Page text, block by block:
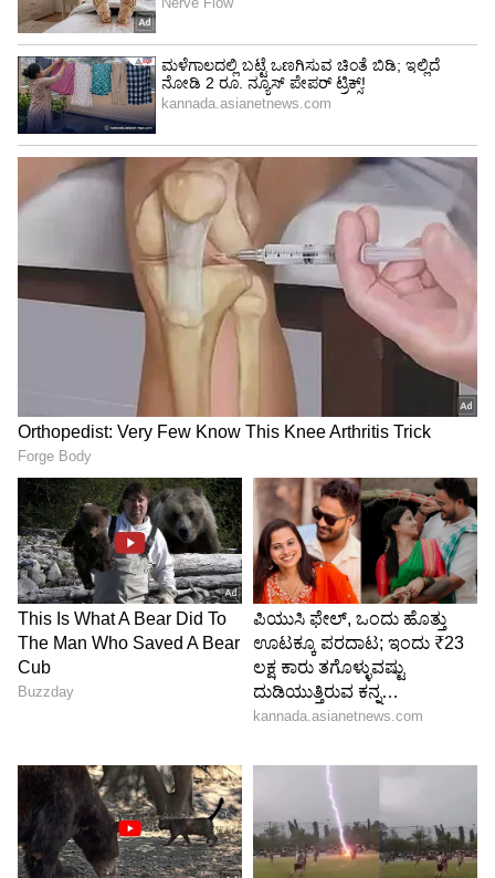
ಪ್ರೋಬಾ-3ರಲ್ಲಿ 2 ಉಪಗ್ರಹಗಳಿದ್ದು, ಈ ಪೈಕಿ 1 ಉಪಗ್ರಹ
ದೂರದರ್ಶಕವನ್ನು ಹೊಂದಿದ್ದರೆ, ಅದರಿಂದ 150 ಮೀ.
ದೂರದಲ್ಲಿರುವ ಎರಡನೇ ಉಪಗ್ರಹ, ಒಕರ್ಲ್ಟ ಎಂದು
ಕರೆಯುವ ವಿಶೇಷ ಬಿಲ್ಲೆಯನ್ನು ಬಳಸಿ, ಸೂರ್ಯನ ಬೆಳಕನ್ನು
ತಡೆಯುತ್ತದೆ. ಈ ಉಪಕರಣ ಸೂರ್ಯನ ಪ್ರಖರ ಬೆಳಕನ್ನು
ತಡೆದು, ಒಂದು ನೆರಳನ್ನು ಸೃಷ್ಟಿಸಿ, ದೂರದರ್ಶಕಕ್ಕೆ ಮಸುಕಾದ
ಸೂರ್ಯನ ಹೊರ ವಾತಾವ ರಣವಾದಕೊರೋನಾವನ್ನು
ಸ್ಪಷ್ಟವಾಗಿ, ಯಾವುದೇ ಅಡಚಣೆಯಿಲ್ಲದೆ ವೀಕ್ಷಿಸಲು
ಅನುಕೂಲ ಕಲ್ಪಿಸುತ್ತದೆ. ನೆರಳು ಸರಿಯಾದ ಜಾಗದಲ್ಲಿ
ಉಂಟಾಗಬೇಕಾದರೆ, ಎರಡೂ ಉಪಗ್ರಹಗಳು ಸರಿಯಾದ
ಸ್ಥಾನದಲ್ಲೇ ಇದ್ದು, ನಿಖರವಾಗಿ ಚಲಿಸಬೇಕು. ಅವೆರಡೂ ಎಷ್ಟು
ನಿಖರವಾಗಿರಬೇಕೆಂದರೆ, ನಿಗದಿತ ಸ್ಥಳದಿಂದ 1
ಮಿಲಿಮೀಟರ್‌ಸಹ ಆಚೆ ಈಚೆ ಚಲಿಸುವಂತಿಲ್ಲ, ಹಾಗಾದಾಗ
ಮಾತ್ರ, ಯಾವುದೇ ಪ್ರಖರ ಬೆಳಕಿನ ಅಡಚಣೆಯಿಲ್ಲದೆ
ದೂರದರ್ಶಕಕ್ಕೆ ಸೂರ್ಯನ ಹೊರ ವಾತಾವರಣವನ್ನು
ವೀಕ್ಷಿಸಲು ಸಾಧ್ಯವಾಗುತ್ತದೆ.
ಯಾಕೆ ಭಾರತದಿಂದ ಉಡಾವಣೆ?:
ಭಾರತದ ಪಿಎಸ್ಎಲ್‌ವಿ-ಎಕ್ಸ್‌ಎಲ್ ರಾಕೆಟ್ ಪ್ರೋಬಾ-3ರ
ಕೇಜಿ), ಕೊರೊನಾಗ್ರಾಫ್ ಬಾಹ್ಯಾಕಾಶ ನೌಕೆ (340 ಕೇಜಿ)
ಒಟ್ಟು ತೂಕವನ್ನು ಅತ್ಯಂತ ದೀರ್ಘವೃತ್ತಾಕಾರದ ಕಕ್ಷೆಗೆ
ಒಯ್ಯುವ ಸಾಮರ್ಥ ಹೊಂದಿದೆ. ಆದ್ದರಿಂದಲೇ ಪೋಬಾ-3ರ
ಉಡಾವಣೆ ಭಾರತದಿಂದ ನಡೆಯಲಿದೆ.